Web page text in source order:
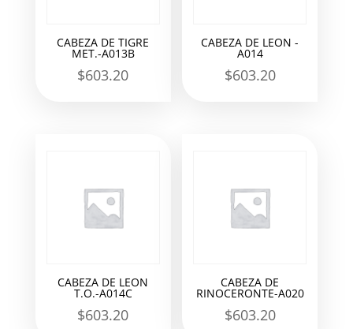
CABEZA DE TIGRE
MET.-A013B
$603.20
CABEZA DE LEON -
A014
$603.20
CABEZA DE LEON
T.O.-A014C
$603.20
CABEZA DE
RINOCERONTE-A020
$603.20